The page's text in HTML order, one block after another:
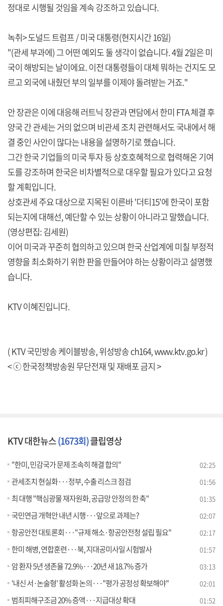
정대로 시행될 것임을 계속 강조하고 있습니다.
녹취> 도널드 트럼프 / 미국 대통령(현지시간 16일)
"(관세 부과에) 그 어떤 예외도 둘 생각이 없습니다. 4월 2일은 미
국이 해방되는 날이에요. 이전 대통령들이 대체 뭐하는 건지도 모
르고 외국에 내줬던 부의 일부를 이제야 돌려받는 거죠."
안 장관은 이에 대응해 러트닉 장관과 면담에서 한미 FTA 체결 후
양국 간 관세는 거의 없으며 비관세 조치 관련해서도 국내에서 해
결 중인 사안이 많다는 내용을 설명하기로 했습니다.
그간 한국 기업들의 미국 투자 등 상호호혜적으로 협력해온 기여
도를 강조하며 한국은 비차별적으로 대우할 필요가 있다고 요청
할 계획입니다.
상호관세 주요 대상으로 지목된 이른바 '더티15'에 한국이 포함
되는지에 대해선, 예단할 수 있는 상황이 아니라고 말했습니다.
(영상편집: 김세원)
이어 미국과 꾸준히 협의하고 있으며 한국 산업계에 미칠 부정적
영향을 최소화하기 위한 판을 만들어야 하는 상황이라고 설명했
습니다.
KTV 이혜진입니다.
( KTV 국민방송 케이블방송, 위성방송 ch164,www.ktv.go.kr)
< ⓒ 한국정책방송원 무단전재 및 재배포 금지 >
KTV 대한뉴스(1673회)클립영상
"한미, 민감국가 문제 조속히 해결 합의" 02:25
관세조치 현실화···정부, 수출 리스크 점검 01:56
최 대행 "핵심광물 재자원화, 공급망 안정의 한 축" 01:35
국민연금 개혁안 내년 시행···앞으로 과제는? 02:07
항공안전 대토론회···"규제 해소·항공안전청 설립 필요" 02:17
한미 해병, 연합훈련···북, 지대공미사일 시험발사 01:57
암 환자 5년 생존율 72.9%···20년 새 18.7% 증가 03:13
'내신 서·논술형' 활성화 논의···"평가 공정성 확보해야" 02:01
범죄피해구조금 20% 증액···지급대상 확대 01:52